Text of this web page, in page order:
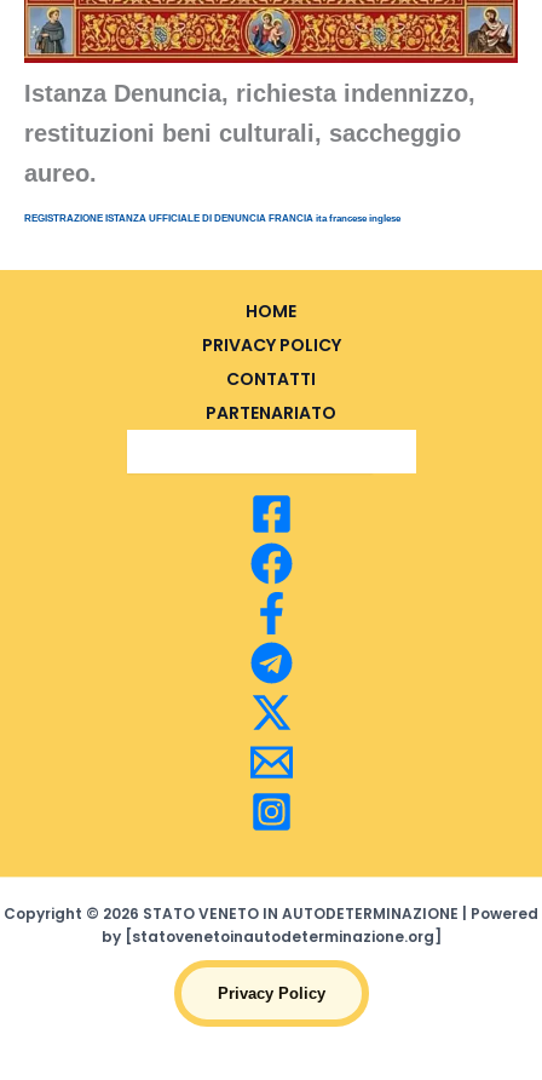
Istanza Denuncia, richiesta indennizzo,
restituzioni beni culturali, saccheggio
aureo.
REGISTRAZIONE ISTANZA UFFICIALE DI DENUNCIA FRANCIA ita francese inglese
HOME
PRIVACY POLICY
CONTATTI
PARTENARIATO
Search Button
Copyright © 2026 STATO VENETO IN AUTODETERMINAZIONE | Powered
by [statovenetoinautodeterminazione.org]
Privacy Policy